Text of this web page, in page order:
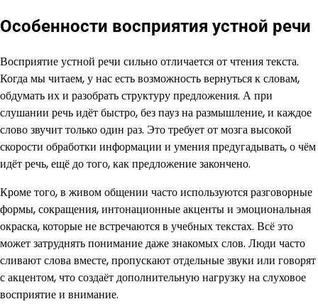
Особенности восприятия устной речи
Восприятие устной речи сильно отличается от чтения текста.
Когда мы читаем, у нас есть возможность вернуться к словам,
обдумать их и разобрать структуру предложения. А при
слушании речь идёт быстро, без пауз на размышление, и каждое
слово звучит только один раз. Это требует от мозга высокой
скорости обработки информации и умения предугадывать, о чём
идёт речь, ещё до того, как предложение закончено.
Кроме того, в живом общении часто используются разговорные
формы, сокращения, интонационные акценты и эмоциональная
окраска, которые не встречаются в учебных текстах. Всё это
может затруднять понимание даже знакомых слов. Люди часто
сливают слова вместе, пропускают отдельные звуки или говорят
с акцентом, что создаёт дополнительную нагрузку на слуховое
восприятие и внимание.